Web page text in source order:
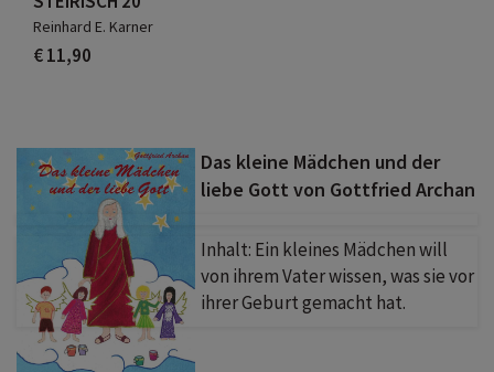
Reinhard E. Karner
€ 11,90
Das kleine Mädchen und der
liebe Gott von Gottfried Archan
Inhalt: Ein kleines Mädchen will
von ihrem Vater wissen, was sie vor
ihrer Geburt gemacht hat.